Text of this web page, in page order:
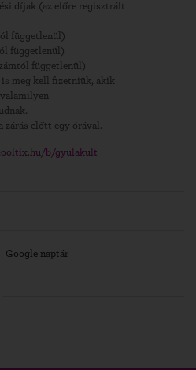
díjak (az előre regisztrált
függetlenül)
függetlenül)
függetlenül)
meg kell fizetniük, akik
előtt egy órával.
b/gyulakult
Google naptár